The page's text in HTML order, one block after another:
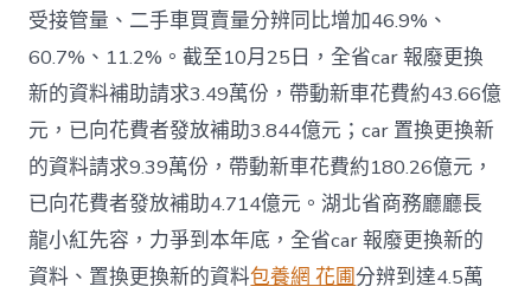
受接管量、二手車買賣量分辨同比增加46.9%、
60.7%、11.2%。截至10月25日，全省car 報廢更換
新的資料補助請求3.49萬份，帶動新車花費約43.66億
元，已向花費者發放補助3.844億元；car 置換更換新
的資料請求9.39萬份，帶動新車花費約180.26億元，
已向花費者發放補助4.714億元。湖北省商務廳廳長
龍小紅先容，力爭到本年底，全省car 報廢更換新的
資料、置換更換新的資料包養網 花圃分辨到達4.5萬